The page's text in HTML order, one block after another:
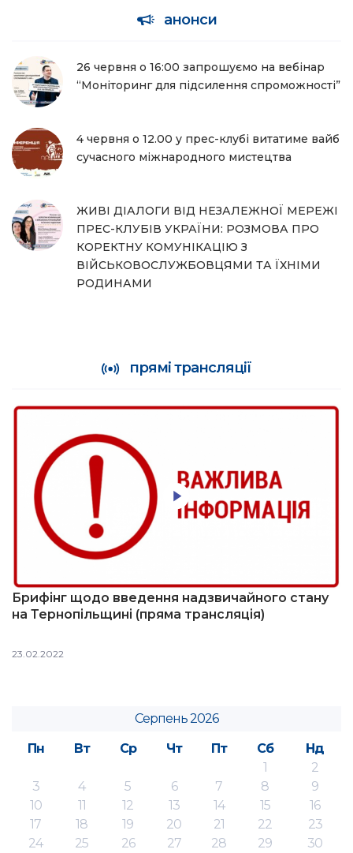
анонси
26 червня о 16:00 запрошуємо на вебінар
“Моніторинг для підсилення спроможності”
4 червня о 12.00 у прес-клубі витатиме вайб
сучасного міжнародного мистецтва
ЖИВІ ДІАЛОГИ ВІД НЕЗАЛЕЖНОЇ МЕРЕЖІ
ПРЕС-КЛУБІВ УКРАЇНИ: РОЗМОВА ПРО
КОРЕКТНУ КОМУНІКАЦІЮ З
ВІЙСЬКОВОСЛУЖБОВЦЯМИ ТА ЇХНІМИ
РОДИНАМИ
прямі трансляції
Брифінг щодо введення надзвичайного стану
на Тернопільщині (пряма трансляція)
23.02.2022
Серпень 2026
Пн
Вт Ср Чт Пт Сб
Нд
1
2
3
4 5 6 7 8
9
10
11 12 13 14 15
16
17
18 19 20 21 22
23
24
25 26 27 28 29
30